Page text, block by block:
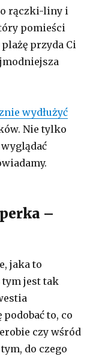
rączki-liny i
pomieści
przyda Ci
wydłużyć
Nie tylko
–
jaka to
tym jest tak
to, co
czy wśród
do czego